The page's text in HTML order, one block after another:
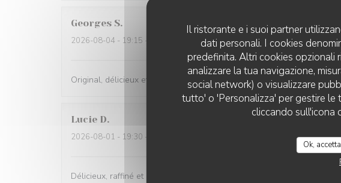
Il ristorante e i suoi partner
dati personali. I cookies
predefinita. Altri cookies opzionali
analizzare la tua navigazione,
social network) o visualizzare
tutto' o 'Personalizza' per gestire le
cliccando sull'icona
Ok,
Georges S
2026-08-04 - 19:15 - Ospiti 2
Original, délicieux et servi avec amabilité
Lucie D
2026-08-01 - 19:30 - Ospiti 2
Délicieux, raffiné et original. Je recommande !